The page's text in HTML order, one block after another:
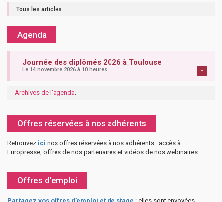
Tous les articles
Agenda
Journée des diplômés 2026 à Toulouse
Le 14 novembre 2026 à 10 heures +
Archives de l'agenda.
Offres réservées à nos adhérents
Retrouvez ici nos offres réservées à nos adhérents : accès à
Europresse, offres de nos partenaires et vidéos de nos webinaires.
Offres d’emploi
Partagez vos offres d’emploi et de stage : elles sont envoyées